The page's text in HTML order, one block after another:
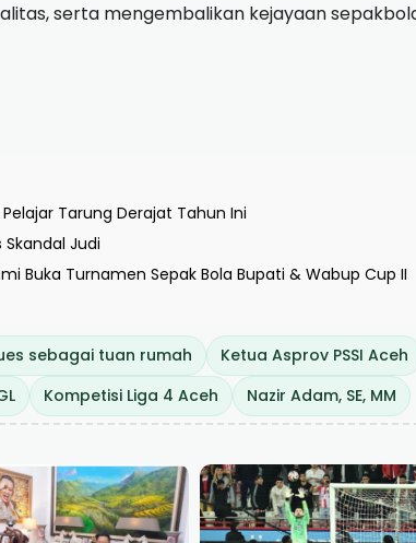
serta mengembalikan kejayaan
Tarung Derajat Tahun Ini
Skandal Judi
Buka Turnamen Sepak Bola Bupati & Wabup Cup II
sebagai tuan rumah
Ketua Asprov PSSI Aceh
Kompetisi Liga 4 Aceh Nazir Adam, SE, MM